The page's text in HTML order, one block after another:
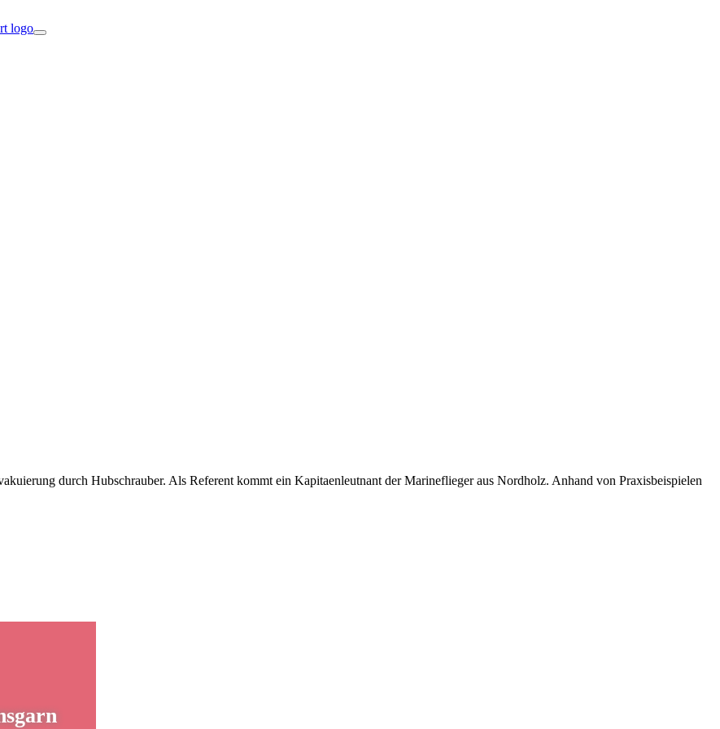
durch Hubschrauber. Als Referent kommt ein Kapitaenleutnant der Marineflieger aus Nordholz. Anhand von Praxisbeispielen